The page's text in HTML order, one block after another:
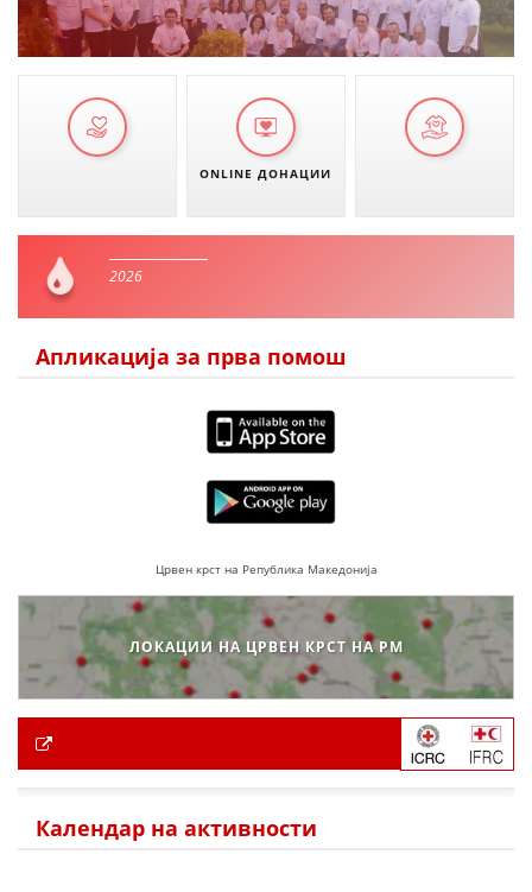
ONLINE ДОНАЦИИ
2026
Апликација за прва помош
Црвен крст на Република Македонија
ЛОКАЦИИ НА ЦРВЕН КРСТ НА РМ
Календар на активности